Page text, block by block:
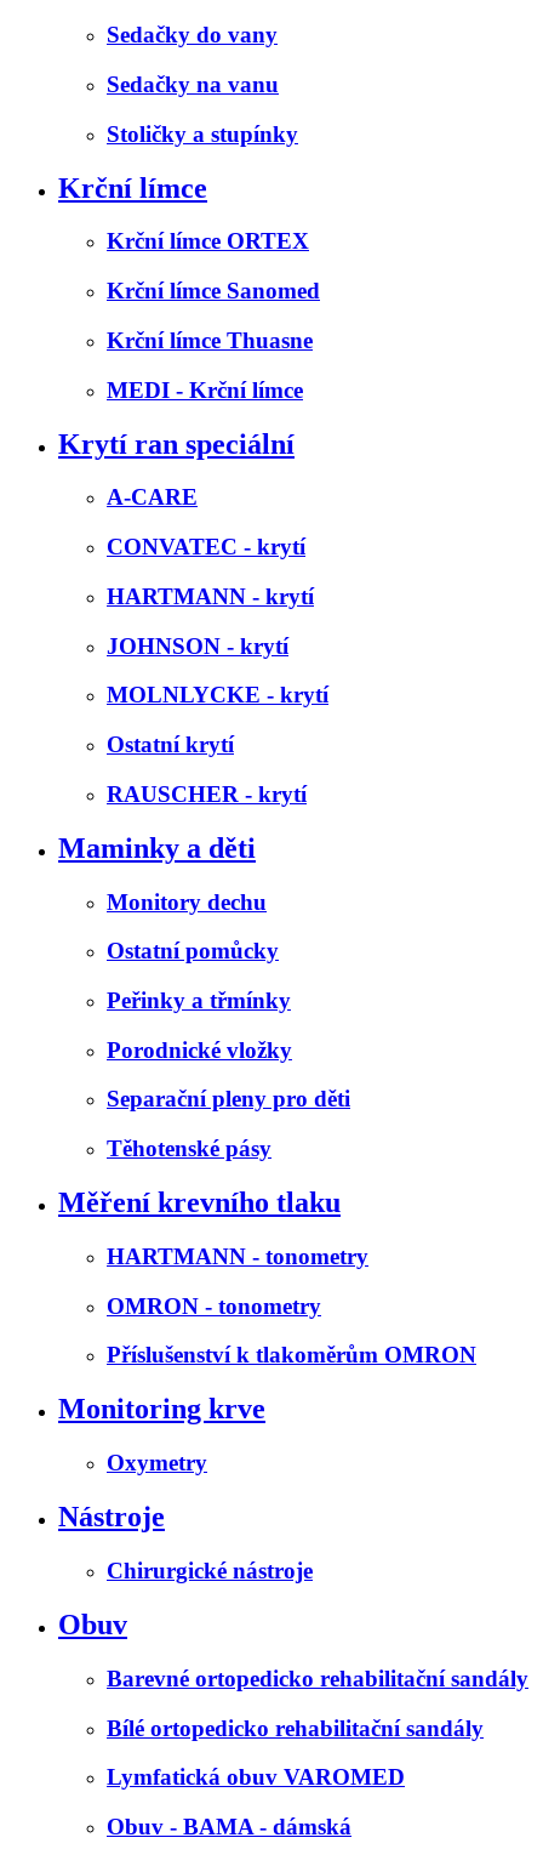
Sedačky do vany
Sedačky na vanu
Stoličky a stupínky
Krční límce
Krční límce ORTEX
Krční límce Sanomed
Krční límce Thuasne
MEDI - Krční límce
Krytí ran speciální
A-CARE
CONVATEC - krytí
HARTMANN - krytí
JOHNSON - krytí
MOLNLYCKE - krytí
Ostatní krytí
RAUSCHER - krytí
Maminky a děti
Monitory dechu
Ostatní pomůcky
Peřinky a třmínky
Porodnické vložky
Separační pleny pro děti
Těhotenské pásy
Měření krevního tlaku
HARTMANN - tonometry
OMRON - tonometry
Příslušenství k tlakoměrům OMRON
Monitoring krve
Oxymetry
Nástroje
Chirurgické nástroje
Obuv
Barevné ortopedicko rehabilitační sandály
Bílé ortopedicko rehabilitační sandály
Lymfatická obuv VAROMED
Obuv - BAMA - dámská